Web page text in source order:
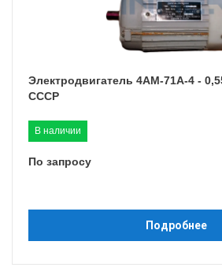
Электродвигатель 4АМ-71A-4 -
СССР
В наличии
По запросу
Подробнее